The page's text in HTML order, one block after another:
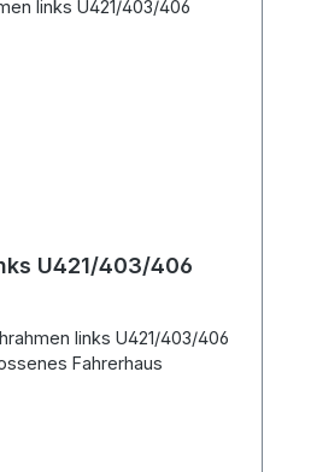
U421/403/406
links U421/403/406
Fahrerhaus